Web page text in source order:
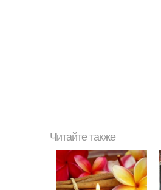
Читайте также